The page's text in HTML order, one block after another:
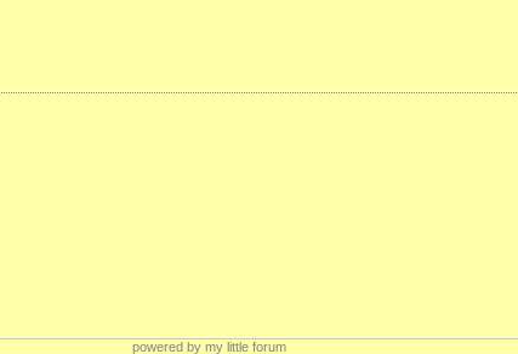
powered by my little forum